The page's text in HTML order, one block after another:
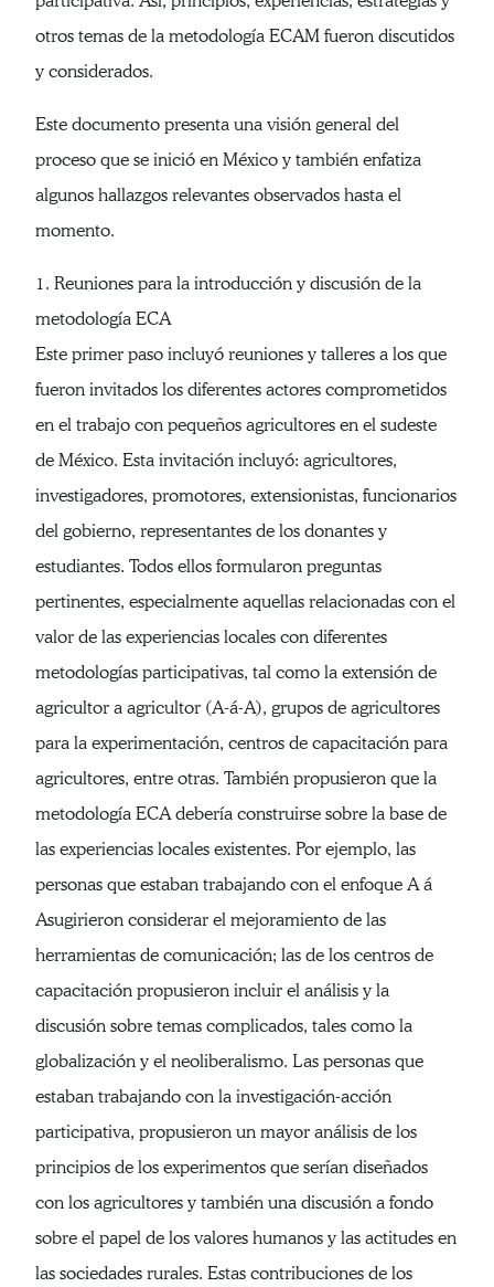
otros temas de la metodología ECAM fueron discutidos
y considerados.
Este documento presenta una visión general del
proceso que se inició en México y también enfatiza
algunos hallazgos relevantes observados hasta el
momento.
1. Reuniones para la introducción y discusión de la
metodología ECA
Este primer paso incluyó reuniones y talleres a los que
fueron invitados los diferentes actores comprometidos
en el trabajo con pequeños agricultores en el sudeste
de México. Esta invitación incluyó: agricultores,
investigadores, promotores, extensionistas, funcionarios
del gobierno, representantes de los donantes y
estudiantes. Todos ellos formularon preguntas
pertinentes, especialmente aquellas relacionadas con el
valor de las experiencias locales con diferentes
metodologías participativas, tal como la extensión de
agricultor a agricultor (A-á-A), grupos de agricultores
para la experimentación, centros de capacitación para
agricultores, entre otras. También propusieron que la
metodología ECA debería construirse sobre la base de
las experiencias locales existentes. Por ejemplo, las
personas que estaban trabajando con el enfoque A á
Asugirieron considerar el mejoramiento de las
herramientas de comunicación; las de los centros de
capacitación propusieron incluir el análisis y la
discusión sobre temas complicados, tales como la
globalización y el neoliberalismo. Las personas que
estaban trabajando con la investigación-acción
participativa, propusieron un mayor análisis de los
principios de los experimentos que serían diseñados
con los agricultores y también una discusión a fondo
sobre el papel de los valores humanos y las actitudes en
las sociedades rurales. Estas contribuciones de los